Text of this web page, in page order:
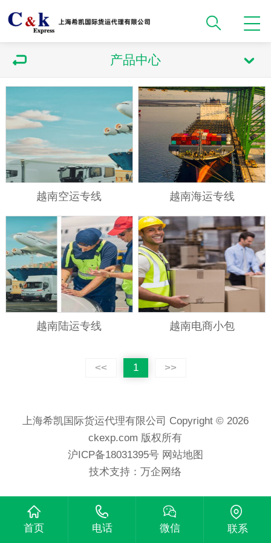
产品中心
越南空运专线 越南海运专线
越南陆运专线 越南电商小包
<< 1 >>
上海希凯国际货运代理有限公司 Copyright © 2026
ckexp.com 版权所有
沪ICP备18031395号 网站地图
技术支持：万企网络
首页 电话 微信 联系